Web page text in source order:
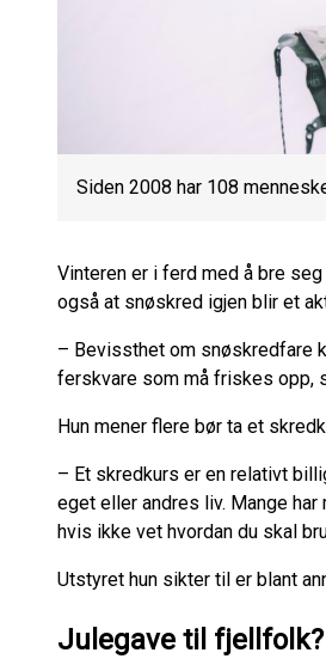
Siden 2008 har 108
Vinteren er i ferd med å bre
også at snøskred igjen blir et
– Bevissthet om snøskredfare
ferskvare som må friskes opp,
Hun mener flere bør ta et
– Et skredkurs er en relativt
eget eller andres liv. Mange
hvis ikke vet hvordan du skal
Utstyret hun sikter til er blant
Julegave til fjellfolk?